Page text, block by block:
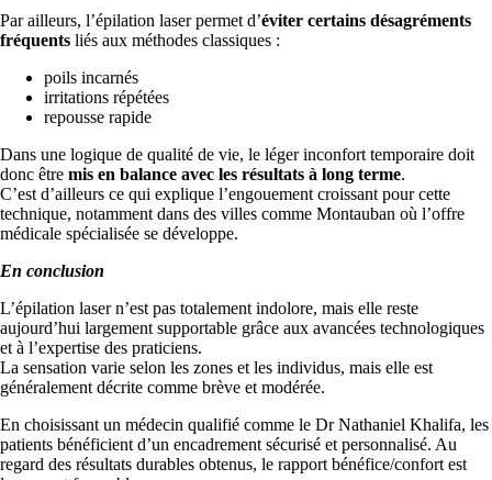
Par ailleurs, l’épilation laser permet d’éviter certains désagréments
fréquents liés aux méthodes classiques :
poils incarnés
irritations répétées
repousse rapide
Dans une logique de qualité de vie, le léger inconfort temporaire doit
donc être mis en balance avec les résultats à long terme.
C’est d’ailleurs ce qui explique l’engouement croissant pour cette
technique, notamment dans des villes comme Montauban où l’offre
médicale spécialisée se développe.
En conclusion
L’épilation laser n’est pas totalement indolore, mais elle reste
aujourd’hui largement supportable grâce aux avancées technologiques
et à l’expertise des praticiens.
La sensation varie selon les zones et les individus, mais elle est
généralement décrite comme brève et modérée.
En choisissant un médecin qualifié comme le Dr Nathaniel Khalifa, les
patients bénéficient d’un encadrement sécurisé et personnalisé. Au
regard des résultats durables obtenus, le rapport bénéfice/confort est